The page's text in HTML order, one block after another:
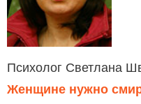
Психолог Светлана
Женщине нужно